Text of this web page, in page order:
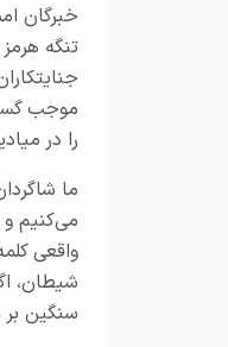
خبرگان
تنگه
موجب
را در
ما
می‌کنیم و
واقعی
شیطان،
سنگین